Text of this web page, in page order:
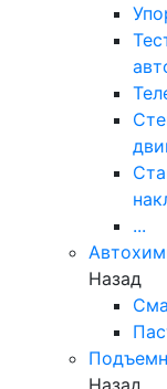
...
Назад